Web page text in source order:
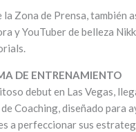
la Zona de Prensa, también
y YouTuber de belleza
DE ENTRENAMIENTO
debut en Las Vegas,
Coaching, diseñado para
a perfeccionar sus